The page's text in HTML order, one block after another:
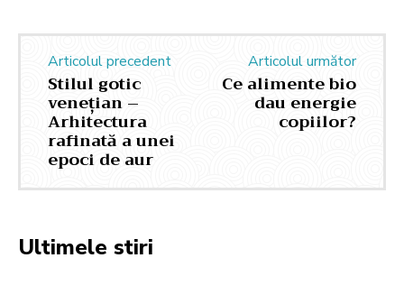
Articolul precedent
Stilul gotic
venețian –
Arhitectura
rafinată a unei
epoci de aur
Articolul următor
Ce alimente bio
dau energie
copiilor?
Ultimele stiri